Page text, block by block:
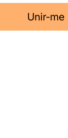
Unir-me